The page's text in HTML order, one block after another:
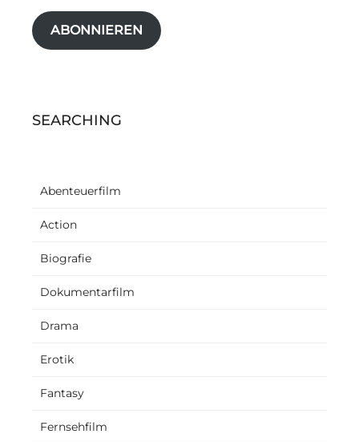
ABONNIEREN
SEARCHING
Abenteuerfilm
Action
Biografie
Dokumentarfilm
Drama
Erotik
Fantasy
Fernsehfilm